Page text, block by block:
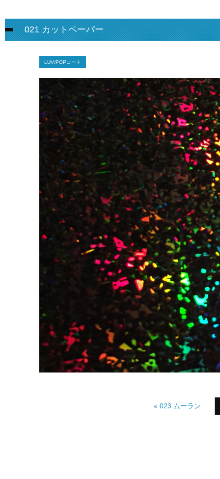
021 カットペーパー
LUV/POPコート
« 023 ムーラン